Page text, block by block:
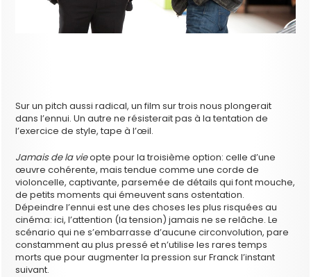
Sur un pitch aussi radical, un film sur trois nous plongerait
dans l’ennui. Un autre ne résisterait pas à la tentation de
l’exercice de style, tape à l’œil.
Jamais de la vieopte pour la troisième option: celle d’une
œuvre cohérente, mais tendue comme une corde de
violoncelle, captivante, parsemée de détails qui font mouche,
de petits moments qui émeuvent sans ostentation.
Dépeindre l’ennui est une des choses les plus risquées au
cinéma: ici, l’attention (la tension) jamais ne se relâche. Le
scénario qui ne s’embarrasse d’aucune circonvolution, pare
constamment au plus pressé et n’utilise les rares temps
morts que pour augmenter la pression sur Franck l’instant
suivant.